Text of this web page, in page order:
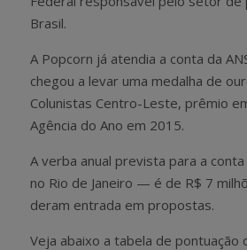
Brasil.
A Popcorn já atendia a conta da
chegou a levar uma medalha de
Colunistas Centro-Leste, prêmio
Agência do Ano em 2015.
A verba anual prevista para a
no Rio de Janeiro — é de R$ 7
deram entrada em propostas.
Veja abaixo a tabela de pontuação